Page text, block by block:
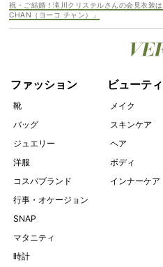
祝・ご結婚！滝川クリステルさんの会見衣装
CHAN（ヨーコ チャン）」
ファッション
靴
バッグ
ジュエリー
洋服
コスパブランド
行事・オケージョン
SNAP
マタニティ
時計
ビューテ
メイク
スキンケア
ヘア
ボディ
インナーケア